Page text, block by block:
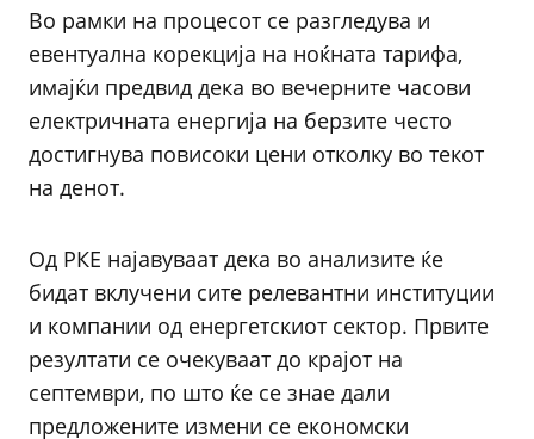
Во рамки на процесот се разгледува и
евентуална корекција на ноќната тарифа,
имајќи предвид дека во вечерните часови
електричната енергија на берзите често
достигнува повисоки цени отколку во текот
на денот.
Од РКЕ најавуваат дека во анализите ќе
бидат вклучени сите релевантни институции
и компании од енергетскиот сектор. Првите
резултати се очекуваат до крајот на
септември, по што ќе се знае дали
предложените измени се економски